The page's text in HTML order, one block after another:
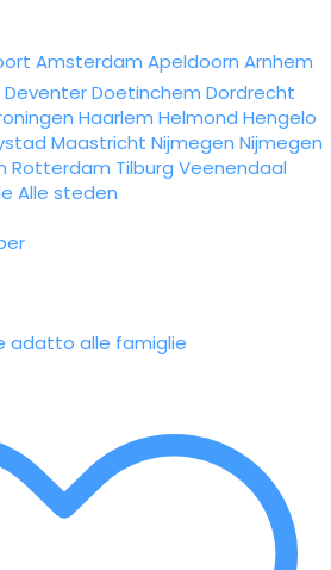
Amsterdam Apeldoorn Arnhem
DeventerDoetinchem Dordrecht
Haarlem Helmond Hengelo
Maastricht Nijmegen Nijmegen
Rotterdam Tilburg Veenendaal
Alle steden
adatto alle famiglie